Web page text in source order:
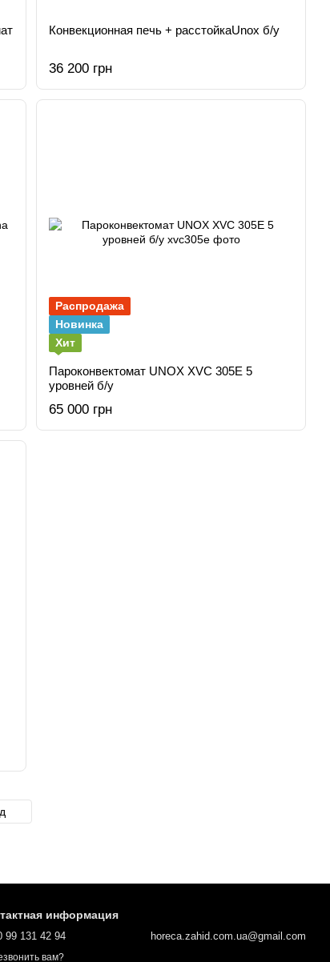
Конвекционная печь + расстойкаUnox б/у
36 200 грн
Распродажа
Новинка
Хит
Пароконвектомат UNOX XVC 305E 5
уровней б/у
65 000 грн
информация
99 131 42 94
вам?
horeca.zahid.com.ua@gmail.com